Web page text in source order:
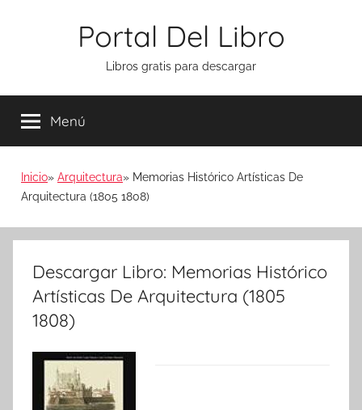
Portal Del Libro
Libros gratis para descargar
Menú
Inicio Arquitectura
Memorias Histórico Artísticas De
Arquitectura (1805 1808)
Descargar Libro: Memorias Histórico
Artísticas De Arquitectura (1805
1808)